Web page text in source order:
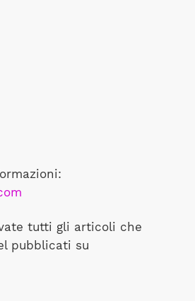
tutti gli articoli che
pubblicati su